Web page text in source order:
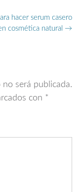
hacer serum casero
cosmética natural →
no será publicada.
con *